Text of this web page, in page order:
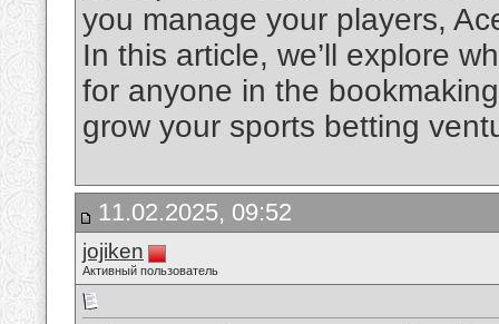
you manage your players,
In this article, we’ll explore
for anyone in the
grow your sports betting
11.02.2025, 09:52
jojiken
Активный пользователь